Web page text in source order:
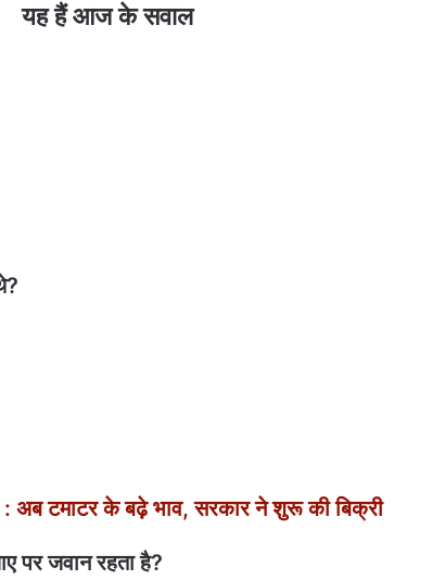
यह हैं आज के सवाल
टमाटर के बढ़े भाव, सरकार ने शुरू की बिक्री
पर जवान रहता है?